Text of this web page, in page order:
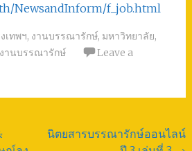
NewsandInform/f_job.html
เทพฯ, งานบรรณารักษ์, มหาวิทยาลัย,
านบรรณารักษ์
Leave a
นิตยสารบรรณารักษ์ออนไลน์